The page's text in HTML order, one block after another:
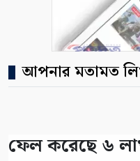
আপনার মতামত
ফেল করেছে ৬